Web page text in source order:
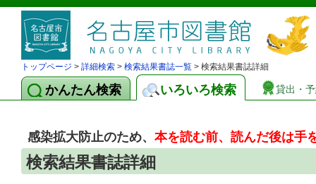
トップページ > 詳細検索 > 検索結果書誌一覧 > 検索結果書誌詳細
かんたん検索 いろいろ検索 貸出・
感染拡大防止のため、本を読む前、読んだ後は手
検索結果書誌詳細